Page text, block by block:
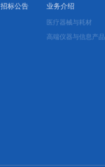
招标公告 业务介绍
医疗器械与耗材
高端仪器与信息产品